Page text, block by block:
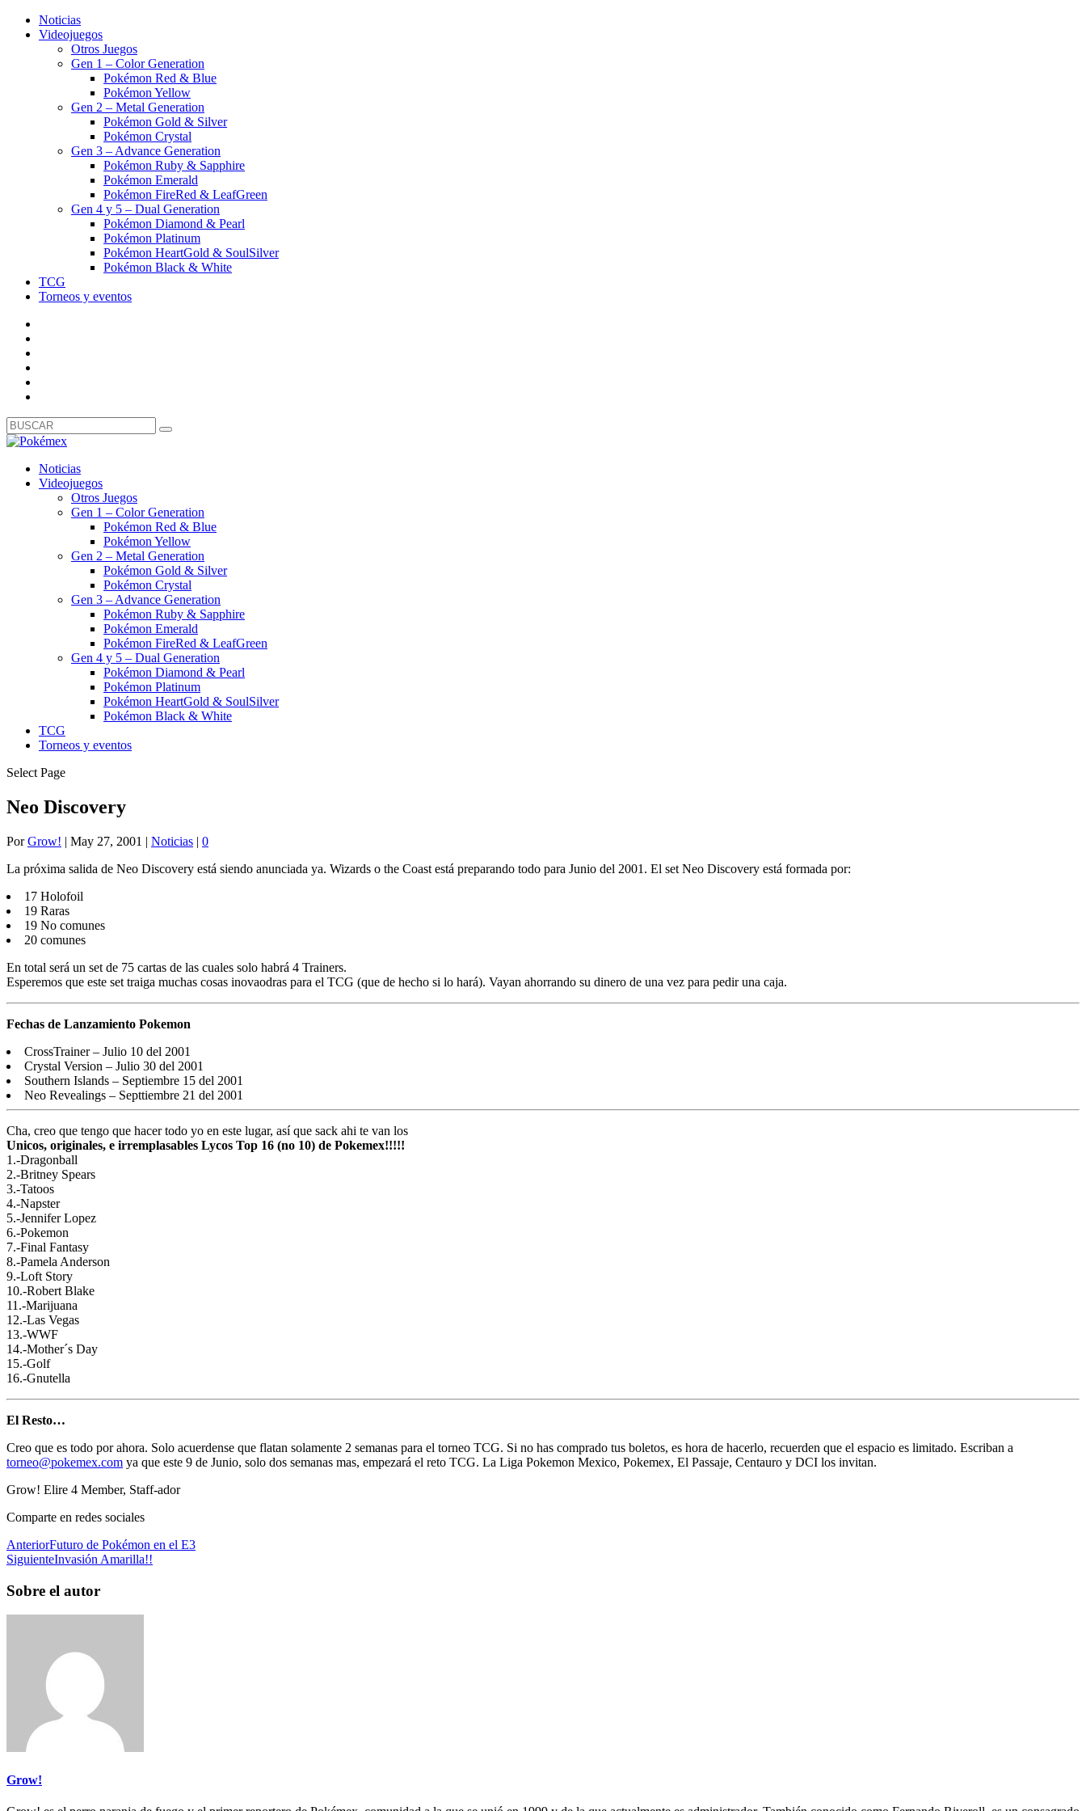
Noticias
Videojuegos
Otros Juegos
Gen 1 – Color Generation
Pokémon Red & Blue
Pokémon Yellow
Gen 2 – Metal Generation
Pokémon Gold & Silver
Pokémon Crystal
Gen 3 – Advance Generation
Pokémon Ruby & Sapphire
Pokémon Emerald
Pokémon FireRed & LeafGreen
Gen 4 y 5 – Dual Generation
Pokémon Diamond & Pearl
Pokémon Platinum
Pokémon HeartGold & SoulSilver
Pokémon Black & White
TCG
Torneos y eventos
Noticias
Videojuegos
Otros Juegos
Gen 1 – Color Generation
Pokémon Red & Blue
Pokémon Yellow
Gen 2 – Metal Generation
Pokémon Gold & Silver
Pokémon Crystal
Gen 3 – Advance Generation
Pokémon Ruby & Sapphire
Pokémon Emerald
Pokémon FireRed & LeafGreen
Gen 4 y 5 – Dual Generation
Pokémon Diamond & Pearl
Pokémon Platinum
Pokémon HeartGold & SoulSilver
Pokémon Black & White
TCG
Torneos y eventos
Select Page
Neo Discovery
PorGrow! | May 27, 2001 | Noticias | 0
La próxima salida de Neo Discovery está siendo anunciada ya. Wizards o the Coast está preparando todo para Junio del 2001. El set Neo Discovery está formada por:
17 Holofoil
19 Raras
19 No comunes
20 comunes
En total será un set de 75 cartas de las cuales solo habrá 4 Trainers.
Esperemos que este set traiga muchas cosas inovaodras para el TCG (que de hecho si lo hará). Vayan ahorrando su dinero de una vez para pedir una caja.
Fechas de Lanzamiento Pokemon
CrossTrainer – Julio 10 del 2001
Crystal Version – Julio 30 del 2001
Southern Islands – Septiembre 15 del 2001
Neo Revealings – Septtiembre 21 del 2001
Cha, creo que tengo que hacer todo yo en este lugar, así que sack ahi te van los
Unicos, originales, e irremplasables Lycos Top 16 (no 10) de Pokemex!!!!!
1.-Dragonball
2.-Britney Spears
3.-Tatoos
4.-Napster
5.-Jennifer Lopez
6.-Pokemon
7.-Final Fantasy
8.-Pamela Anderson
9.-Loft Story
10.-Robert Blake
11.-Marijuana
12.-Las Vegas
13.-WWF
14.-Mother´s Day
15.-Golf
16.-Gnutella
El Resto…
Creo que es todo por ahora. Solo acuerdense que flatan solamente 2 semanas para el torneo TCG. Si no has comprado tus boletos, es hora de hacerlo, recuerden que el espacio es limitado. Escriban a
torneo@pokemex.com ya que este 9 de Junio, solo dos semanas mas, empezará el reto TCG. La Liga Pokemon Mexico, Pokemex, El Passaje, Centauro y DCI los invitan.
Grow! Elire 4 Member, Staff-ador
Comparte en redes sociales
AnteriorFuturo de Pokémon en el E3
SiguienteInvasión Amarilla!!
Sobre el autor
Grow!